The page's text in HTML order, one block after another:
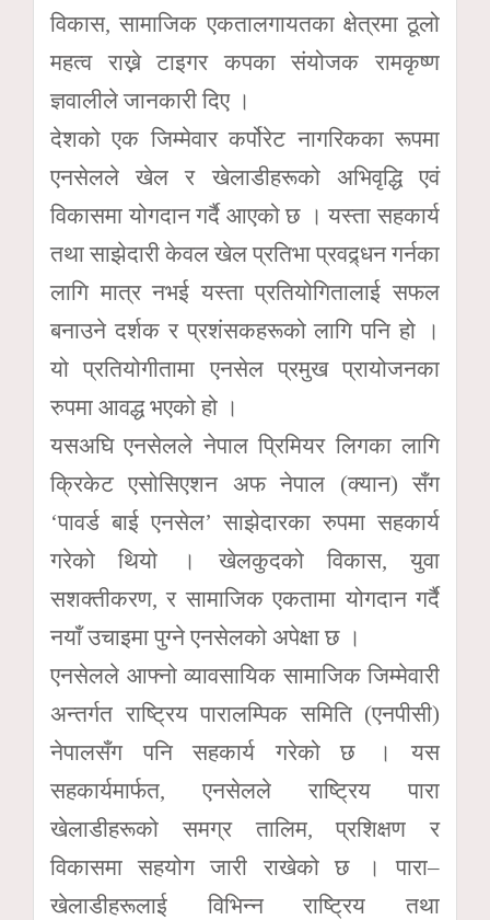
विकास, सामाजिक एकतालगायतका क्षेत्रमा ठूलो
महत्व राख्ने टाइगर कपका संयोजक रामकृष्ण
ज्ञवालीले जानकारी दिए ।
देशको एक जिम्मेवार कर्पोरेट नागरिकका रूपमा
एनसेलले खेल र खेलाडीहरूको अभिवृद्धि एवं
विकासमा योगदान गर्दै आएको छ । यस्ता सहकार्य
तथा साझेदारी केवल खेल प्रतिभा प्रवद्र्धन गर्नका
लागि मात्र नभई यस्ता प्रतियोगितालाई सफल
बनाउने दर्शक र प्रशंसकहरूको लागि पनि हो ।
यो प्रतियोगीतामा एनसेल प्रमुख प्रायोजनका
रुपमा आवद्ध भएको हो ।
यसअघि एनसेलले नेपाल प्रिमियर लिगका लागि
क्रिकेट एसोसिएशन अफ नेपाल (क्यान) सँग
‘पावर्ड बाई एनसेल’ साझेदारका रुपमा सहकार्य
गरेको थियो । खेलकुदको विकास, युवा
सशक्तीकरण, र सामाजिक एकतामा योगदान गर्दै
नयाँ उचाइमा पुग्ने एनसेलको अपेक्षा छ ।
एनसेलले आफ्नो व्यावसायिक सामाजिक जिम्मेवारी
अन्तर्गत राष्ट्रिय पारालम्पिक समिति (एनपीसी)
नेपालसँग पनि सहकार्य गरेको छ । यस
सहकार्यमार्फत, एनसेलले राष्ट्रिय पारा
खेलाडीहरूको समग्र तालिम, प्रशिक्षण र
विकासमा सहयोग जारी राखेको छ । पारा–
खेलाडीहरूलाई विभिन्न राष्ट्रिय तथा